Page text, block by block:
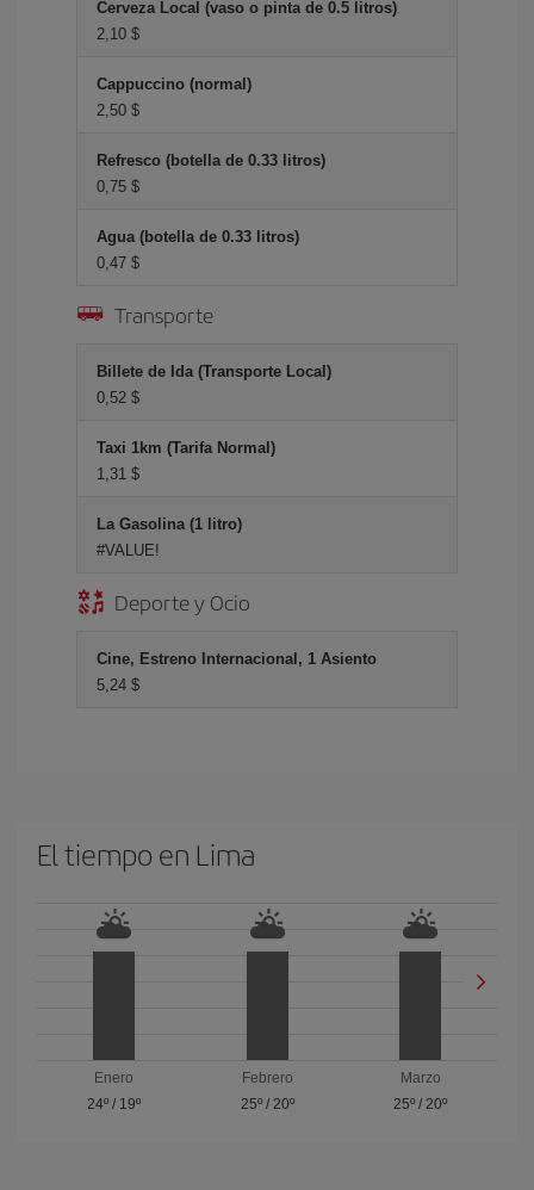
Cerveza Local (vaso o pinta de 0.5 litros)
2,10 $
Cappuccino (normal)
2,50 $
Refresco (botella de 0.33 litros)
0,75 $
Agua (botella de 0.33 litros)
0,47 $
Transporte
Billete de Ida (Transporte Local)
0,52 $
Taxi 1km (Tarifa Normal)
1,31 $
La Gasolina (1 litro)
#VALUE!
Deporte y Ocio
Cine, Estreno Internacional, 1 Asiento
5,24 $
El tiempo en Lima
Enero
24º/ 19º
Febrero
25º/ 20º
Marzo
25º /20º